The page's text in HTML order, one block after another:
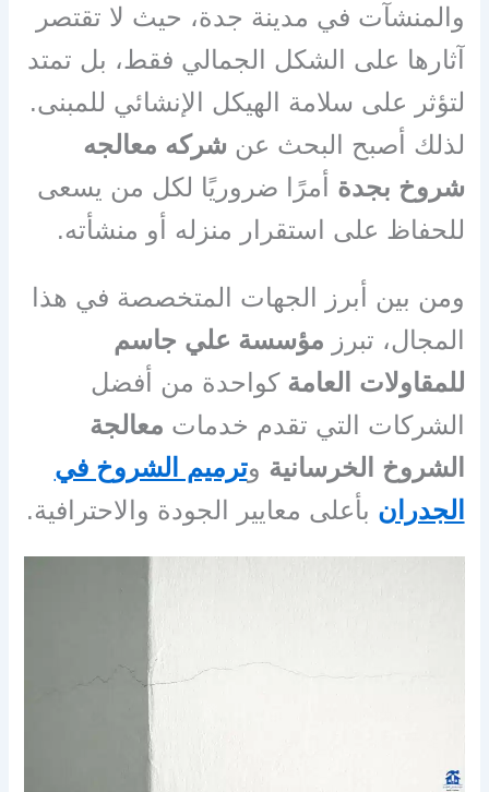
والمنشآت في مدينة جدة، حيث لا تقتصر
آثارها على الشكل الجمالي فقط، بل تمتد
لتؤثر على سلامة الهيكل الإنشائي للمبنى.
لذلك أصبح البحث عن شركه معالجه
شروخ بجدة أمرًا ضروريًا لكل من يسعى
للحفاظ على استقرار منزله أو منشأته.
ومن بين أبرز الجهات المتخصصة في هذا
المجال، تبرز مؤسسة علي جاسم
للمقاولات العامة كواحدة من أفضل
الشركات التي تقدم خدمات معالجة
الشروخ الخرسانية وترميم الشروخ في
الجدران بأعلى معايير الجودة والاحترافية.